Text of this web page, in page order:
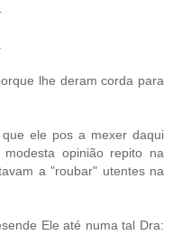
lhe deram corda para
ele pos a mexer daqui
opinião repito na
a "roubar" utentes na
Ele até numa tal Dra: